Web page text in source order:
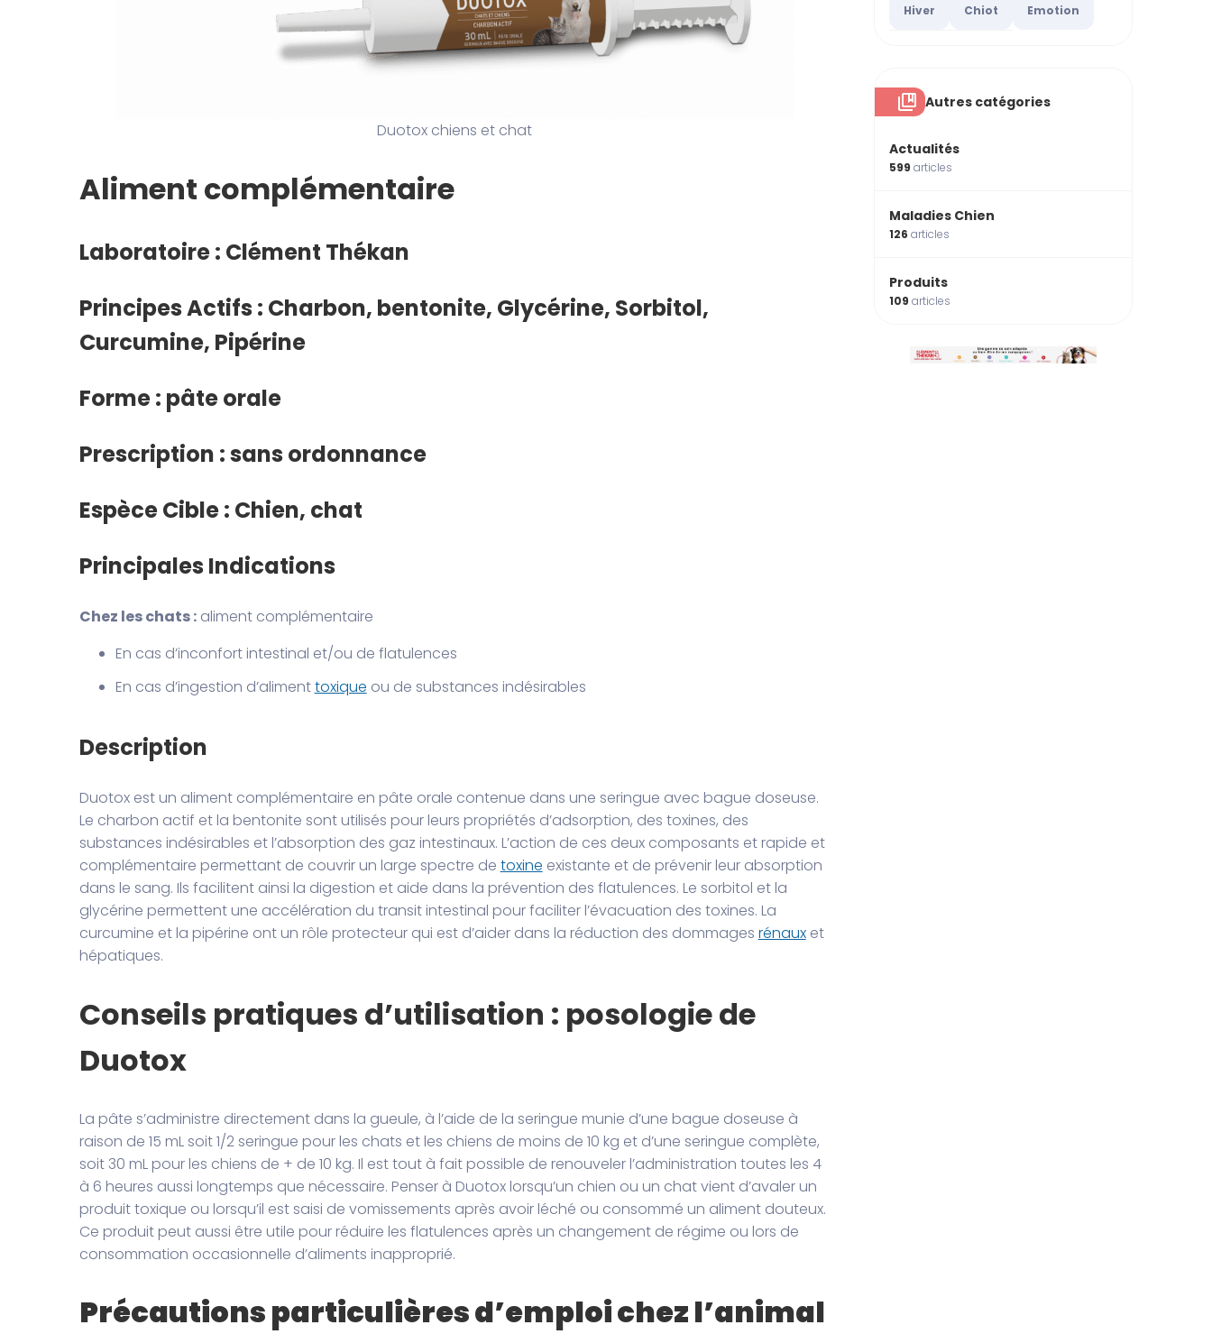
Duotox chiens et chat
Aliment complémentaire
Laboratoire : Clément Thékan
Principes Actifs : Charbon, bentonite, Glycérine, Sorbitol,
Curcumine, Pipérine
Forme : pâte orale
Prescription : sans ordonnance
Espèce Cible : Chien, chat
Principales Indications
Chez les chats :aliment complémentaire
En cas d’inconfort intestinal et/ou de flatulences
En cas d’ingestion d’alimenttoxique ou de substances indésirables
Description
Duotox est un aliment complémentaire en pâte orale contenue dans une seringue avec bague doseuse.
Le charbon actif et la bentonite sont utilisés pour leurs propriétés d’adsorption, des toxines, des
substances indésirables et l’absorption des gaz intestinaux. L’action de ces deux composants et rapide et
complémentaire permettant de couvrir un large spectre de toxine existante et de prévenir leur absorption
dans le sang. Ils facilitent ainsi la digestion et aide dans la prévention des flatulences. Le sorbitol et la
glycérine permettent une accélération du transit intestinal pour faciliter l’évacuation des toxines. La
curcumine et la pipérine ont un rôle protecteur qui est d’aider dans la réduction des dommages rénauxet
hépatiques.
Conseils pratiques d’utilisation : posologie de
Duotox
La pâte s’administre directement dans la gueule, à l’aide de la seringue munie d’une bague doseuse à
raison de 15 mL soit 1/2 seringue pour les chats et les chiens de moins de 10 kg et d’une seringue complète,
soit 30 mL pour les chiens de + de 10 kg. Il est tout à fait possible de renouveler l’administration toutes les 4
à 6 heures aussi longtemps que nécessaire. Penser à Duotox lorsqu’un chien ou un chat vient d’avaler un
produit toxique ou lorsqu’il est saisi de vomissements après avoir léché ou consommé un aliment douteux.
Ce produit peut aussi être utile pour réduire les flatulences après un changement de régime ou lors de
consommation occasionnelle d’aliments inapproprié.
Précautions particulières d’emploi chez l’animal
Hiver Chiot Emotion
Autres catégories
Actualités
599 articles
Maladies Chien
126 articles
Produits
109 articles